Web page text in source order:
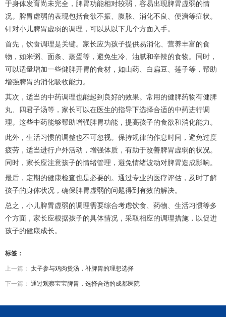
于身体发育尚未完全，脾胃功能相对较弱，容易出现脾胃虚弱的情
况。脾胃虚弱的表现包括食欲不振、腹胀、消化不良、便溏等症状。
针对小儿脾胃虚弱的调理，可以从以下几个方面入手。
首先，饮食调理是关键。家长应为孩子提供易消化、营养丰富的食
物，如米粥、面条、蒸蛋等，避免生冷、油腻和辛辣的食物。同时，
可以适量增加一些健脾开胃的食材，如山药、白扁豆、莲子等，帮助
增强脾胃的消化吸收能力。
其次，适当的中药调理也能起到良好的效果。常用的健脾药物有健脾
丸、四君子汤等，家长可以在医生的指导下选择合适的中药进行调
理。这些中药能够帮助增强脾胃功能，提高孩子的食欲和消化能力。
此外，生活习惯的调整也不可忽视。保持规律的作息时间，避免过度
疲劳，适当进行户外活动，增强体质，有助于改善脾胃虚弱的状况。
同时，家长应注意孩子的情绪管理，避免情绪波动对脾胃造成影响。
最后，定期的健康检查也是必要的。通过专业的医疗评估，及时了解
孩子的身体状况，确保脾胃虚弱的问题得到有效的解决。
总之，小儿脾胃虚弱的调理需要综合考虑饮食、药物、生活习惯等多
个方面，家长应根据孩子的具体情况，采取相应的调理措施，以促进
孩子的健康成长。
标签：
上一篇： 太子参与鸡肉煲汤，补脾胃的理想选择
下一篇： 通过观察宝宝脾胃，选择合适的成都医院